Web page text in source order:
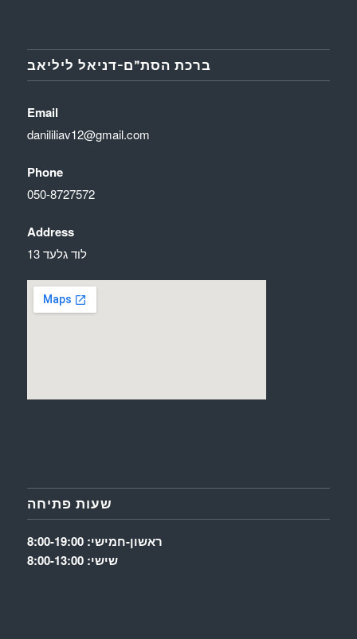
ברכת הסת”ם-דניאל ליליאב
Email
danililiav12@gmail.com
Phone
050-8727572
Address
לוד גלעד 13
שעות פתיחה
ראשון-חמישי: 8:00-19:00
שישי: 8:00-13:00